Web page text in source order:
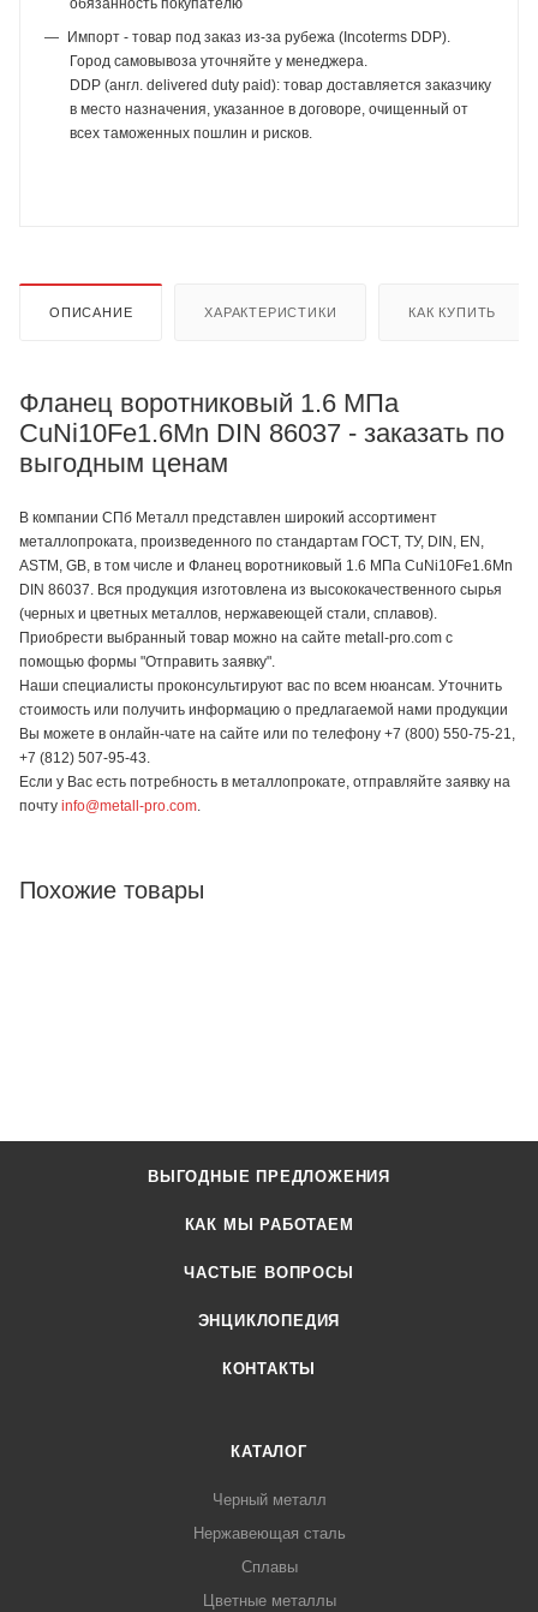
Импорт - товар под заказ из-за рубежа (Incoterms DDP).
Город самовывоза уточняйте у менеджера.
DDP (англ. delivered duty paid): товар доставляется заказчику
в место назначения, указанное в договоре, очищенный от
всех таможенных пошлин и рисков.
ОПИСАНИЕ ХАРАКТЕРИСТИКИ КАК КУПИТЬ
Фланец воротниковый 1.6 МПа
CuNi10Fe1.6Mn DIN 86037 - заказать по
выгодным ценам
В компании СПб Металл представлен широкий ассортимент
металлопроката, произведенного по стандартам ГОСТ, ТУ, DIN, EN,
ASTM, GB, в том числе и Фланец воротниковый 1.6 МПа CuNi10Fe1.6Mn
DIN 86037. Вся продукция изготовлена из высококачественного сырья
(черных и цветных металлов, нержавеющей стали, сплавов).
Приобрести выбранный товар можно на сайте metall-pro.com с
помощью формы "Отправить заявку".
Наши специалисты проконсультируют вас по всем нюансам. Уточнить
стоимость или получить информацию о предлагаемой нами продукции
Вы можете в онлайн-чате на сайте или по телефону +7 (800) 550-75-21,
+7 (812) 507-95-43.
Если у Вас есть потребность в металлопрокате, отправляйте заявку на
почту info@metall-pro.com
Похожие товары
ВЫГОДНЫЕ ПРЕДЛОЖЕНИЯ
КАК МЫ РАБОТАЕМ
ЧАСТЫЕ ВОПРОСЫ
ЭНЦИКЛОПЕДИЯ
КОНТАКТЫ
КАТАЛОГ
Черный металл
Нержавеющая сталь
Сплавы
Цветные металлы